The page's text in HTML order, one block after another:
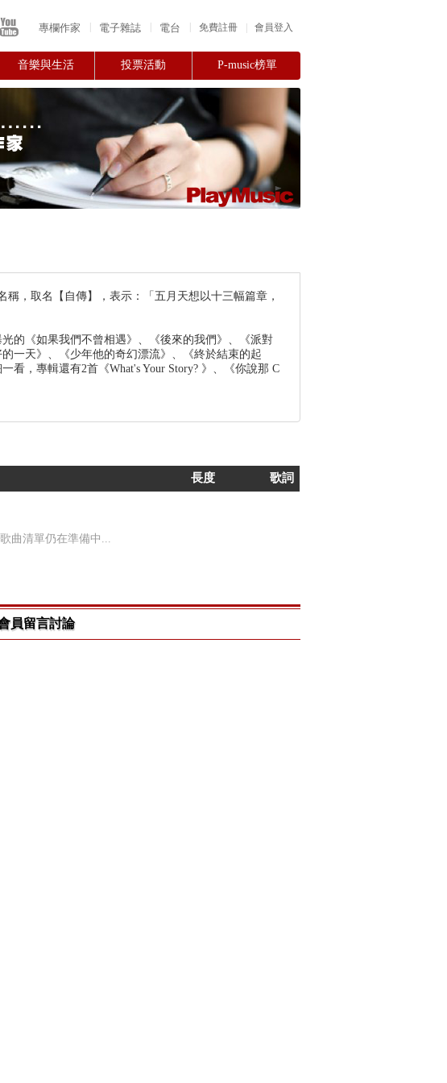
會員登入
免費註冊
專欄作家 電子雜誌 電台
音樂與生活 投票活動 P-music榜單
稱，取名【自傳】，表示：「五月天想以十三幅篇章，
的《如果我們不曾相遇》、《後來的我們》、《派對
一天》、《少年他的奇幻漂流》、《終於結束的起
看，專輯還有2首《What's Your Story? 》、《你說那 C
長度 歌詞
曲清單仍在準備中...
員留言討論